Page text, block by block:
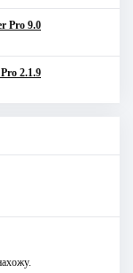
Pro 9.0
2.1.9